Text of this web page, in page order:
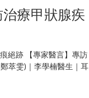
療甲狀腺疾
絕跡 【專家醫言】專訪
萃雯)｜李學楠醫生｜耳